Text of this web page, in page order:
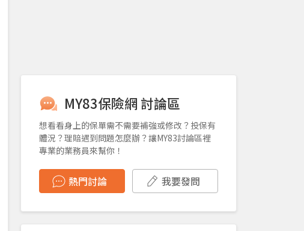
MY83保險網 討論區
想看看身上的保單需不需要補強或修改？投保有
體況？理賠遇到問題怎麼辦？讓MY83討論區裡
專業的業務員來幫你！
熱門討論 我要發問